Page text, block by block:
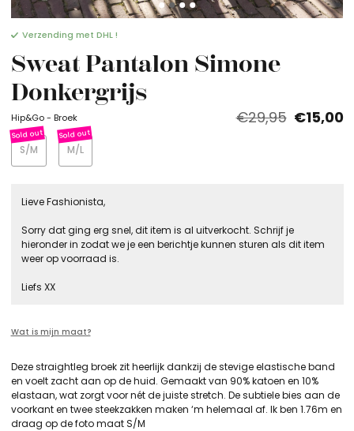
Verzending met DHL !
Sweat Pantalon Simone
Donkergrijs
Hip&Go - Broek €29,95 €15,00
S/M M/L
Lieve Fashionista,
Sorry dat ging erg snel, dit item is al uitverkocht. Schrijf je
hieronder in zodat we je een berichtje kunnen sturen als dit item
weer op voorraad is.
Liefs XX
Wat is mijn maat?
Deze straightleg broek zit heerlijk dankzij de stevige elastische band
en voelt zacht aan op de huid. Gemaakt van 90% katoen en 10%
elastaan, wat zorgt voor nét de juiste stretch. De subtiele bies aan de
voorkant en twee steekzakken maken ‘m helemaal af. Ik ben 1.76m en
draag op de foto maat S/M